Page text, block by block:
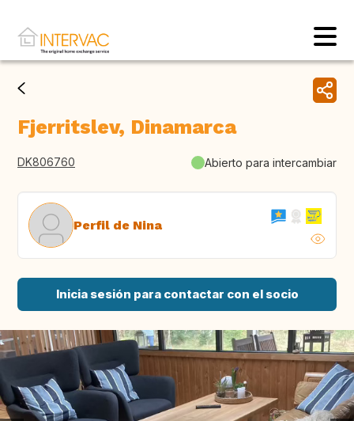
Fjerritslev, Dinamarca
DK806760 Abierto para intercambiar
Perfil de Nina
Inicia sesión para contactar con el socio